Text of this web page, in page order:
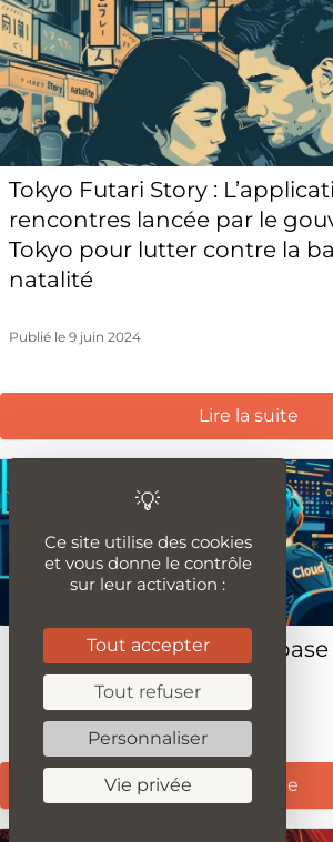
Tokyo Futari Story :
rencontres lancée par le
Tokyo pour lutter contre la
natalité
Publié le 9 juin 2024
Lire la suite
Base de données / Database
Publié le 24 mai 2021
Lire la suite
Ce site utilise des cookies
et vous donne le contrôle
sur leur activation :
Tout accepter
Tout refuser
Personnaliser
Vie privée